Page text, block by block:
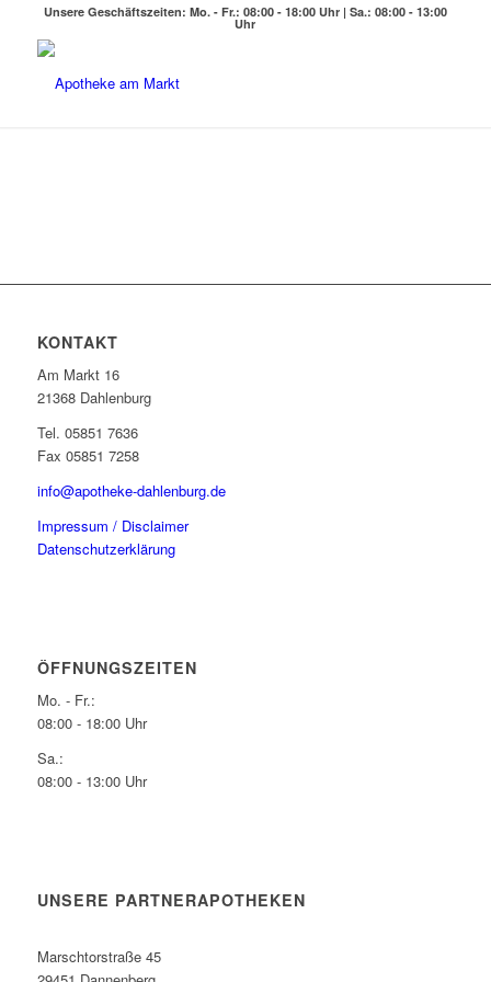
Unsere Geschäftszeiten: Mo. - Fr.: 08:00 - 18:00 Uhr | Sa.: 08:00 - 13:00
Uhr
KONTAKT
Am Markt 16
21368 Dahlenburg
Tel. 05851 7636
Fax 05851 7258
info@apotheke-dahlenburg.de
Impressum / Disclaimer
Datenschutzerklärung
ÖFFNUNGSZEITEN
Mo. - Fr.:
08:00 - 18:00 Uhr
Sa.:
08:00 - 13:00 Uhr
UNSERE PARTNERAPOTHEKEN
Marschtorstraße 45